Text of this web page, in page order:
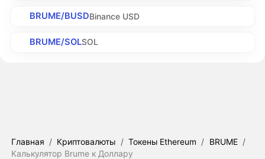
BRUME/BUSDBinance USD
BRUME/SOLSOL
Главная / Криптовалюты / Токены Ethereum / BRUME /
Калькулятор Brume к Доллару